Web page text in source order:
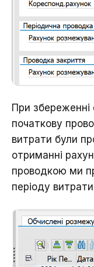
При збереженні
початкову
витрати були
отриманні
проводкою ми
періоду